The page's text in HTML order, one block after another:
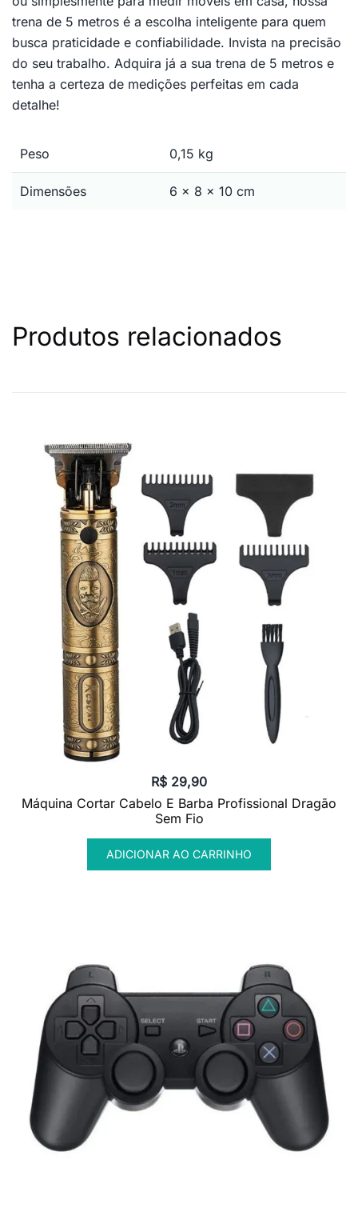
trena de 5 metros é a escolha inteligente para quem
busca praticidade e confiabilidade. Invista na precisão
do seu trabalho. Adquira já a sua trena de 5 metros e
tenha a certeza de medições perfeitas em cada
detalhe!
Peso 0,15 kg
Dimensões 6 × 8 × 10 cm
Produtos relacionados
R$ 29,90
Máquina Cortar Cabelo E Barba Profissional Dragão
Sem Fio
ADICIONAR AO CARRINHO